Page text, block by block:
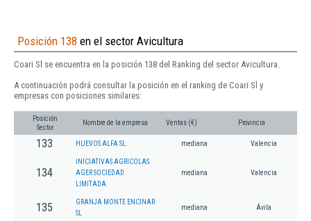
Posición 138 en el sector Avicultura
Coari Sl se encuentra en la posición 138 del Ranking del sector Avicultura.
A continuación podrá consultar la posición en el ranking de Coari Sl y
empresas con posiciones similares:
Posición
Sector
Nombre de la empresa Ventas (€) Provincia
133 HUEVOS ALFA SL. mediana Valencia
134
INICIATIVAS AGRICOLAS
AGER SOCIEDAD
LIMITADA.
mediana Valencia
135
GRANJA MONTE ENCINAR
SL
mediana Ávila